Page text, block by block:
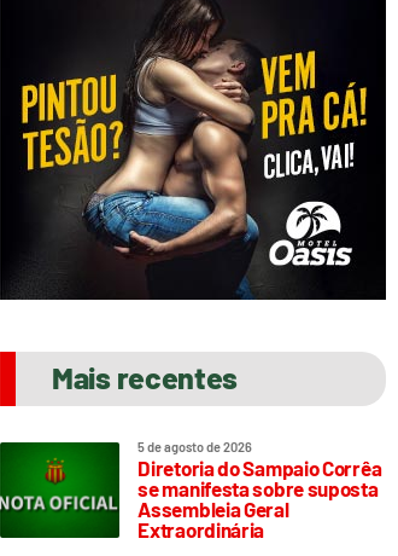
Mais recentes
5 de agosto de 2026
Diretoria do Sampaio Corrêa
se manifesta sobre suposta
Assembleia Geral
Extraordinária